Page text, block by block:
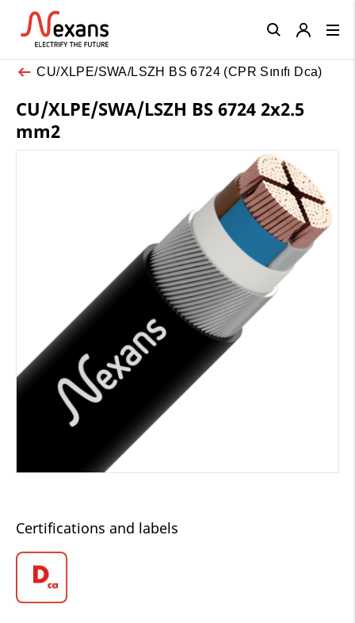
CU/XLPE/SWA/LSZH BS 6724 (CPR Sınıfı Dca)
CU/XLPE/SWA/LSZH BS 6724 2x2.5
mm2
Certifications and labels
Close